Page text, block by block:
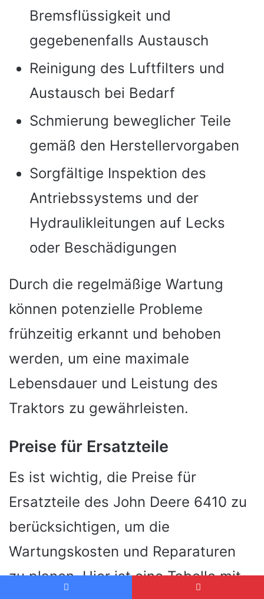
Bremsflüssigkeit und
gegebenenfalls Austausch
Reinigung des Luftfilters und
Austausch bei Bedarf
Schmierung beweglicher Teile
gemäß den Herstellervorgaben
Sorgfältige Inspektion des
Antriebssystems und der
Hydraulikleitungen auf Lecks
oder Beschädigungen
Durch die regelmäßige Wartung
können potenzielle Probleme
frühzeitig erkannt und behoben
werden, um eine maximale
Lebensdauer und Leistung des
Traktors zu gewährleisten.
Preise für Ersatzteile
Es ist wichtig, die Preise für
Ersatzteile des John Deere 6410 zu
berücksichtigen, um die
Wartungskosten und Reparaturen
zu planen. Hier ist eine Tabelle mit